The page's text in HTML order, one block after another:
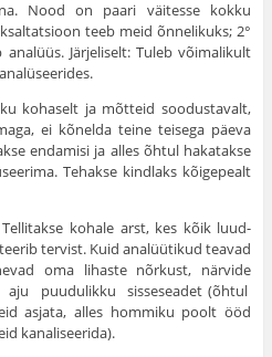
Nood on paari väitesse kokku
teeb meid õnnelikuks; 2°
Järjeliselt: Tuleb võimalikult
kohaselt ja mõtteid soodustavalt,
ei kõnelda teine teisega päeva
endamisi ja alles õhtul hakatakse
Tehakse kindlaks kõigepealt
kohale arst, kes kõik luud-
tervist. Kuid analüütikud teavad
oma lihaste nõrkust, närvide
puudulikku sisseseadet (õhtul
asjata, alles hommiku poolt ööd
kanaliseerida).